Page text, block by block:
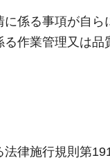
係る事項が自ら
作業管理又は品
律施行規則第